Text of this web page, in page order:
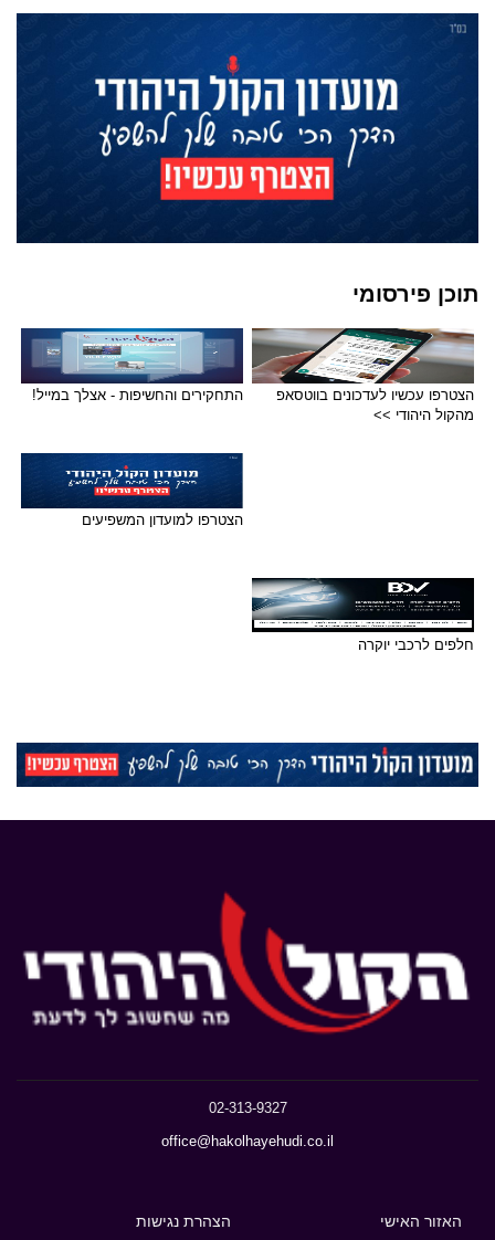
תוכן פירסומי
הצטרפו עכשיו לעדכונים בווטסאפ
מהקול היהודי >>
התחקירים והחשיפות - אצלך במייל!
הצטרפו למועדון המשפיעים
חלפים לרכבי יוקרה
02-313-9327
office@hakolhayehudi.co.il
האזור האישי הצהרת נגישות